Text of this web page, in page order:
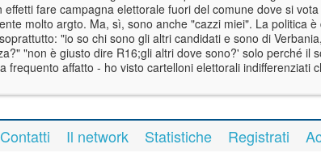
fare campagna elettorale fuori del comune dove si
molto argto. Ma, sì, sono anche "cazzi miei". La politica
"io so chi sono gli altri candidati e sono di
"non è giusto dire R16;gli altri dove sono?' solo perché il
affatto - ho visto cartelloni elettorali indifferenziati
Contatti Il network Statistiche Registrati